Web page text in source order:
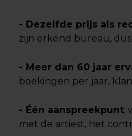
- Dezelfde prijs als
zijn erkend bureau,
- Meer dan 60 jaar
boekingen per jaar,
- Één aanspreekpunt:
met de artiest, het